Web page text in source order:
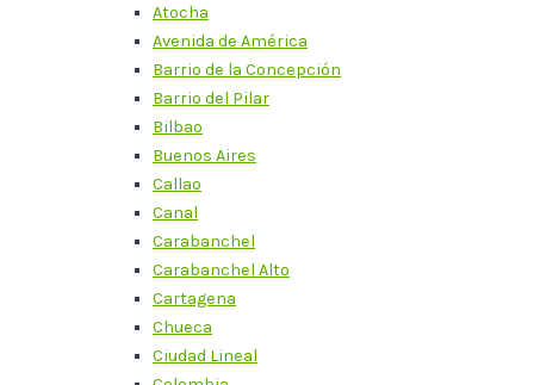
Atocha
Avenida de América
Barrio de la Concepción
Barrio del Pilar
Bilbao
Buenos Aires
Callao
Canal
Carabanchel
Carabanchel Alto
Cartagena
Chueca
Ciudad Lineal